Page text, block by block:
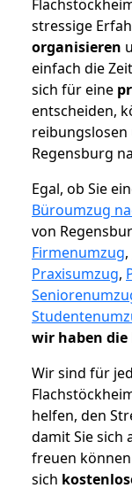
stressige
organisieren
einfach die
sich für eine
entscheiden,
Regensburg
Egal, ob Sie
Büroumzug
von
Firmenumzug,
Praxisumzug,
wir haben die
Wir sind für
helfen, den
damit Sie sich
freuen
sich